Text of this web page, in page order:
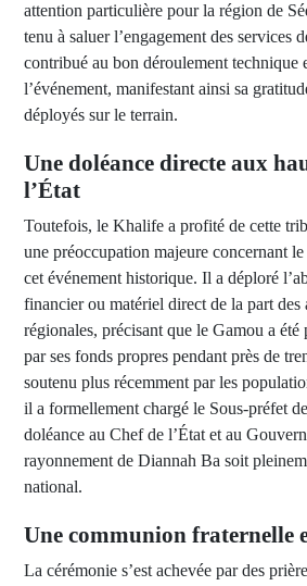
attention particulière pour la région de
tenu à saluer l’engagement des services
contribué au bon déroulement technique
l’événement, manifestant ainsi sa
déployés sur le terrain.
Une doléance directe aux
l’État
Toutefois, le Khalife a profité de cette
une préoccupation majeure concernant
cet événement historique. Il a déploré
financier ou matériel direct de la part des
régionales, précisant que le Gamou a
par ses fonds propres pendant près de
soutenu plus récemment par les
il a formellement chargé le Sous-préfet
doléance au Chef de l’État et au
rayonnement de Diannah Ba soit
national.
Une communion fraternelle
La cérémonie s’est achevée par des